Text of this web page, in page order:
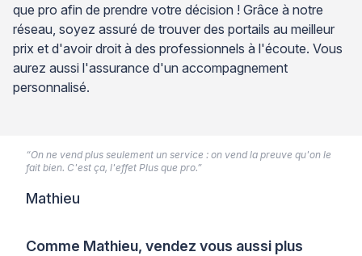
que pro afin de prendre votre décision ! Grâce à notre
réseau, soyez assuré de trouver des portails au meilleur
prix et d'avoir droit à des professionnels à l'écoute. Vous
aurez aussi l'assurance d'un accompagnement
personnalisé.
Comme Mathieu, vendez vous aussi plus
“On ne vend plus seulement un service : on vend la preuve qu'on le
fait bien. C'est ça, l'effet Plus que pro.”
Mathieu